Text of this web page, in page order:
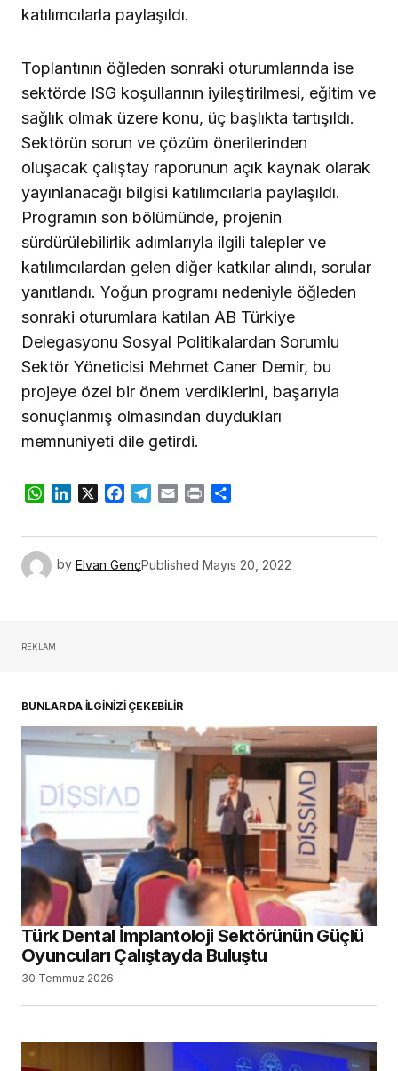
katılımcılarla paylaşıldı.
Toplantının öğleden sonraki oturumlarında ise
sektörde ISG koşullarının iyileştirilmesi, eğitim ve
sağlık olmak üzere konu, üç başlıkta tartışıldı.
Sektörün sorun ve çözüm önerilerinden
oluşacak çalıştay raporunun açık kaynak olarak
yayınlanacağı bilgisi katılımcılarla paylaşıldı.
Programın son bölümünde, projenin
sürdürülebilirlik adımlarıyla ilgili talepler ve
katılımcılardan gelen diğer katkılar alındı, sorular
yanıtlandı. Yoğun programı nedeniyle öğleden
sonraki oturumlara katılan AB Türkiye
Delegasyonu Sosyal Politikalardan Sorumlu
Sektör Yöneticisi Mehmet Caner Demir, bu
projeye özel bir önem verdiklerini, başarıyla
sonuçlanmış olmasından duydukları
memnuniyeti dile getirdi.
WhatsApp
LinkedIn
X Facebook
Telegram
Email Print
by Elvan GençPublished Mayıs 20, 2022
REKLAM
BUNLAR DA İLGİNİZİ ÇEKEBİLİR
Türk Dental İmplantoloji Sektörünün Güçlü
Oyuncuları Çalıştayda Buluştu
30 Temmuz 2026